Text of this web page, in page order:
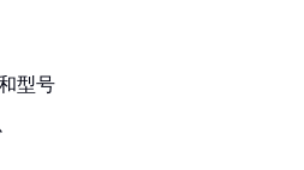
型号